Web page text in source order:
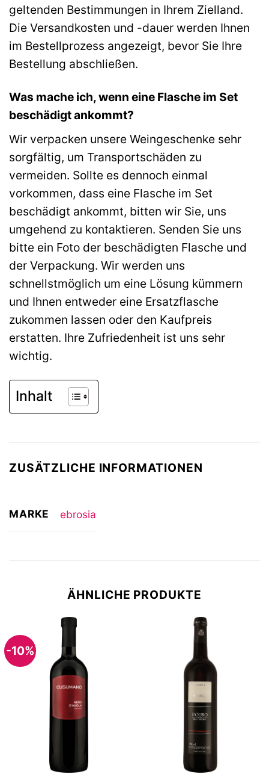
geltenden Bestimmungen in Ihrem Zielland.
Die Versandkosten und -dauer werden Ihnen
im Bestellprozess angezeigt, bevor Sie Ihre
Bestellung abschließen.
Was mache ich, wenn eine Flasche im Set
beschädigt ankommt?
Wir verpacken unsere Weingeschenke sehr
sorgfältig, um Transportschäden zu
vermeiden. Sollte es dennoch einmal
vorkommen, dass eine Flasche im Set
beschädigt ankommt, bitten wir Sie, uns
umgehend zu kontaktieren. Senden Sie uns
bitte ein Foto der beschädigten Flasche und
der Verpackung. Wir werden uns
schnellstmöglich um eine Lösung kümmern
und Ihnen entweder eine Ersatzflasche
zukommen lassen oder den Kaufpreis
erstatten. Ihre Zufriedenheit ist uns sehr
wichtig.
Inhalt
ZUSÄTZLICHE INFORMATIONEN
MARKE ebrosia
ÄHNLICHE PRODUKTE
-10%